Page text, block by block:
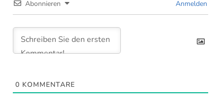
Abonnieren Anmelden
0 KOMMENTARE